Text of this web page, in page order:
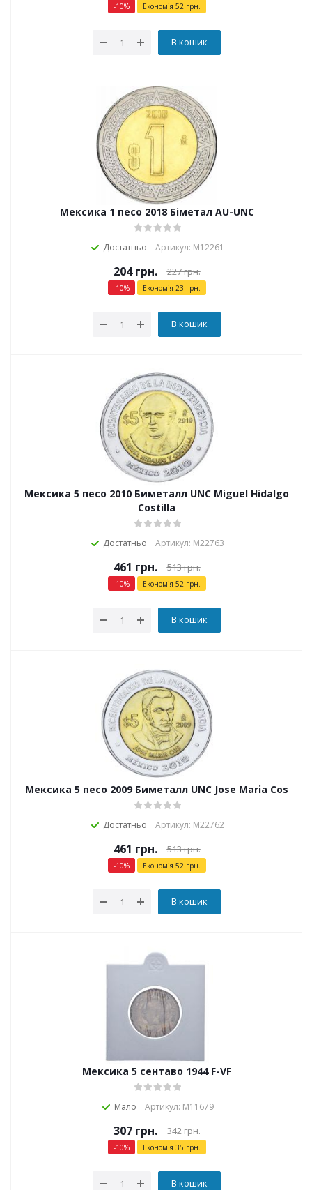
-10% Економія 52грн.
В кошик
Мексика 1 песо 2018 Біметал AU-UNC
Достатньо Артикул: М12261
204грн. 227грн.
-10% Економія 23 грн.
В кошик
Мексика 5 песо 2010 Биметалл UNC Miguel Hidalgo
Costilla
Достатньо Артикул: М22763
461 грн. 513грн.
-10% Економія 52грн.
В кошик
Мексика 5 песо 2009 Биметалл UNC Jose Maria Cos
Достатньо Артикул: М22762
461 грн. 513грн.
-10% Економія 52грн.
В кошик
Мексика 5 сентаво 1944 F-VF
Мало Артикул: М11679
307грн. 342грн.
-10% Економія 35 грн.
В кошик